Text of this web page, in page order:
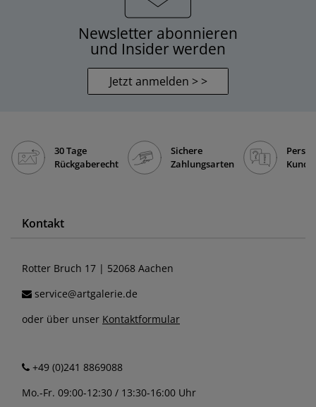
Newsletter abonnieren
und Insider werden
Jetzt anmelden > >
30 Tage
Rückgaberecht
Sichere
Zahlungsarten
Kontakt
Rotter Bruch 17 | 52068 Aachen
service@artgalerie.de
oder über unser Kontaktformular
+49 (0)241 8869088
Mo.-Fr. 09:00-12:30 / 13:30-16:00 Uhr